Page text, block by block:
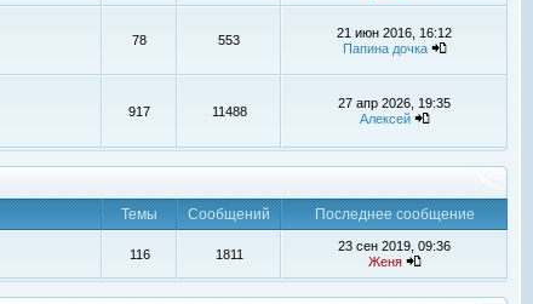
78 553
21 июн 2016, 16:12
Папина дочка
917 11488
27 апр 2026, 19:35
Алексей
Темы Сообщений
Последнее сообщение
116 1811
23 сен 2019, 09:36
Женя